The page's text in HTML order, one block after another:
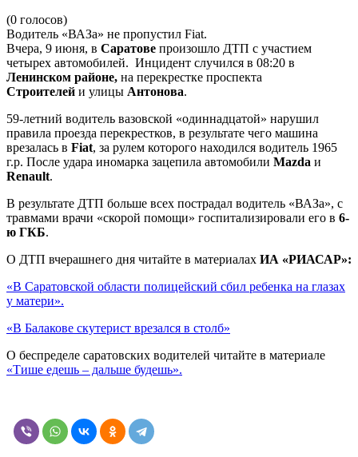
(0 голосов)
Водитель «ВАЗа» не пропустил Fiat.
Вчера, 9 июня, в Саратове произошло ДТП с участием
четырех автомобилей. Инцидент случился в 08:20 в
Ленинском районе, на перекрестке проспекта
Строителей и улицы Антонова.
59-летний водитель вазовской «одиннадцатой» нарушил
правила проезда перекрестков, в результате чего машина
врезалась в Fiat, за рулем которого находился водитель 1965
г.р. После удара иномарка зацепила автомобили Mazda и
Renault.
В результате ДТП больше всех пострадал водитель «ВАЗа», с
травмами врачи «скорой помощи» госпитализировали его в 6-
ю ГКБ.
О ДТП вчерашнего дня читайте в материалах ИА «РИАСАР»:
«В Саратовской области полицейский сбил ребенка на глазах
у матери».
«В Балакове скутерист врезался в столб»
О беспределе саратовских водителей читайте в материале
«Тише едешь – дальше будешь».